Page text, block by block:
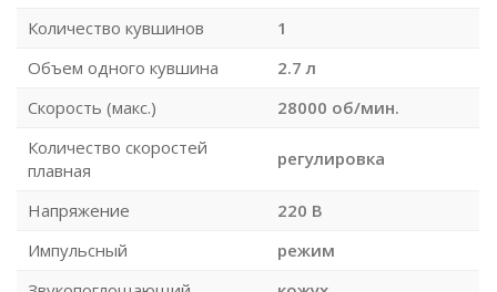
Количество кувшинов
1
Объем одного кувшина
2.7 л
Скорость (макс.)
28000 об/мин.
Количество скоростей
плавная
регулировка
Напряжение
220 В
Импульсный
режим